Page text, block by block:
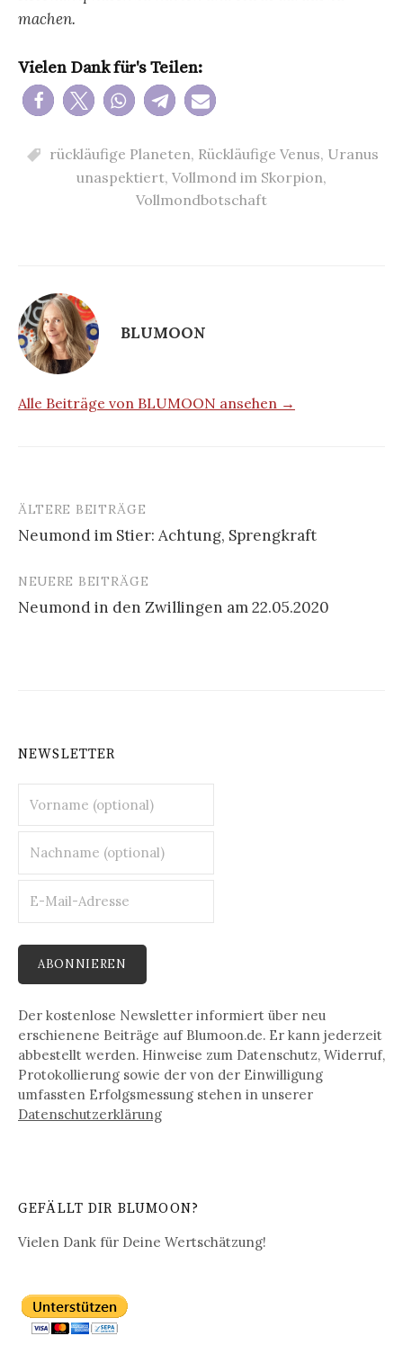
machen.
Vielen Dank für's Teilen:
rückläufige Planeten, Rückläufige Venus, Uranus
unaspektiert, Vollmond im Skorpion,
Vollmondbotschaft
BLUMOON
Alle Beiträge von BLUMOON ansehen →
Beitragsnavigation
ÄLTERE BEITRÄGE
Neumond im Stier: Achtung, Sprengkraft
NEUERE BEITRÄGE
Neumond in den Zwillingen am 22.05.2020
NEWSLETTER
Der kostenlose Newsletter informiert über neu
erschienene Beiträge auf Blumoon.de. Er kann jederzeit
abbestellt werden. Hinweise zum Datenschutz, Widerruf,
Protokollierung sowie der von der Einwilligung
umfassten Erfolgsmessung stehen in unserer
Datenschutz­erklärung
GEFÄLLT DIR BLUMOON?
Vielen Dank für Deine Wertschätzung!